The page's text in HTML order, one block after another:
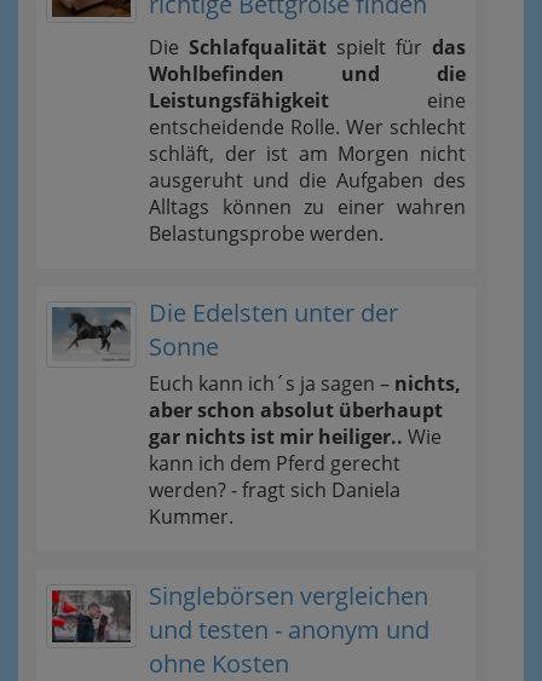
Die Schlafqualität spielt für das
Wohlbefinden und die
Leistungsfähigkeit eine
entscheidende Rolle. Wer schlecht
schläft, der ist am Morgen nicht
ausgeruht und die Aufgaben des
Alltags können zu einer wahren
Belastungsprobe werden.
Die Edelsten unter der
Sonne
Euch kann ich´s ja sagen – nichts,
aber schon absolut überhaupt
gar nichts ist mir heiliger.. Wie
kann ich dem Pferd gerecht
werden? - fragt sich Daniela
Kummer.
Singlebörsen vergleichen
und testen - anonym und
ohne Kosten